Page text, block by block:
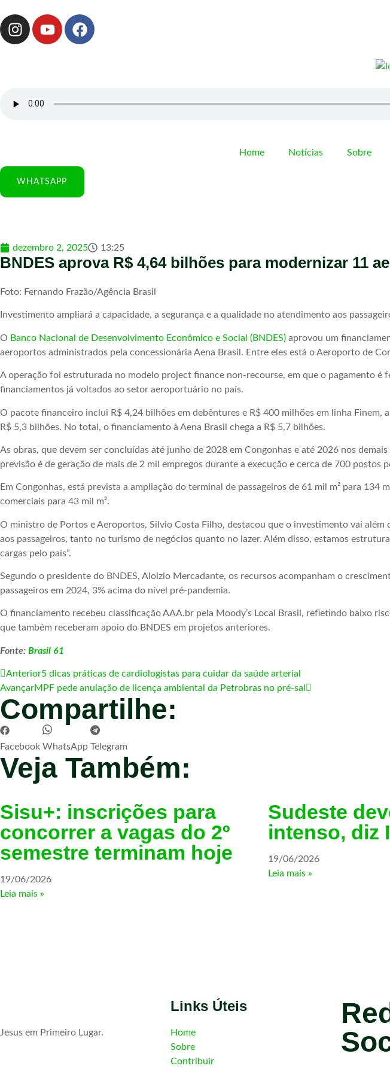
Home Notícias Sobre
WHATSAPP
dezembro 2, 2025 13:25
BNDES aprova R$ 4,64 bilhões para modernizar 11
Foto: Fernando Frazão/Agência Brasil
Investimento ampliará a capacidade, a segurança e a qualidade no atendimento aos
O Banco Nacional de Desenvolvimento Econômico e Social (BNDES) aprovou um
aeroportos administrados pela concessionária Aena Brasil. Entre eles está o Aeroporto de
A operação foi estruturada no modelo project finance non-recourse, em que o pagamento
financiamentos já voltados ao setor aeroportuário no país.
O pacote financeiro inclui R$ 4,24 bilhões em debêntures e R$ 400 milhões em linha
R$ 5,3 bilhões. No total, o financiamento à Aena Brasil chega a R$ 5,7 bilhões.
As obras, que devem ser concluídas até junho de 2028 em Congonhas e até 2026 nos
previsão é de geração de mais de 2 mil empregos durante a execução e cerca de 700 postos
Em Congonhas, está prevista a ampliação do terminal de passageiros de 61 mil m² para
comerciais para 43 mil m².
O ministro de Portos e Aeroportos, Silvio Costa Filho, destacou que o investimento vai
aos passageiros, tanto no turismo de negócios quanto no lazer. Além disso, estamos
cargas pelo país”.
Segundo o presidente do BNDES, Aloizio Mercadante, os recursos acompanham o
passageiros em 2024, 3% acima do nível pré-pandemia.
O financiamento recebeu classificação AAA.br pela Moody’s Local Brasil, refletindo baixo
que também receberam apoio do BNDES em projetos anteriores.
Fonte: Brasil 61
Anterior5 dicas práticas de cardiologistas para cuidar da saúde arterial
AvançarMPF pede anulação de licença ambiental da Petrobras no pré-sal
Compartilhe:
Facebook WhatsApp Telegram
Veja Também:
Sisu+: inscrições para
concorrer a vagas do 2º
semestre terminam hoje
19/06/2026
Leia mais »
Sudeste
intenso, diz
19/06/2026
Leia mais »
Jesus em Primeiro Lugar.
Links Úteis
Home
Sobre
Contribuir